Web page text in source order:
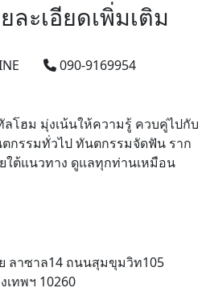
ละเอียดเพิ่มเติม
090-9169954
โฮม มุ่งเน้นให้ความรู้ ควบคู่ไปกับ
กรรมทั่วไป ทันตกรรมจัดฟัน ราก
ใต้แนวทาง ดูแลทุกท่านเหมือน
ลาซาล14 ถนนสุมขุมวิท105
เทพฯ 10260